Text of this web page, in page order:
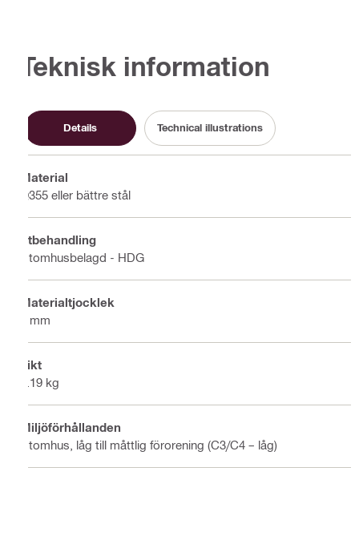
Teknisk information
Details Technical illustrations
Material
Q355 eller bättre stål
Ytbehandling
Utomhusbelagd - HDG
Materialtjocklek
4 mm
Vikt
1.19 kg
Miljöförhållanden
Utomhus, låg till måttlig förorening (C3/C4 – låg)